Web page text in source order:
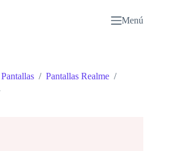
Menú
Pantallas / Pantallas Realme /